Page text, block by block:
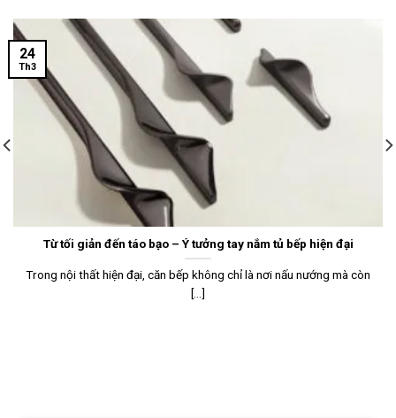
Từ tối giản đến táo bạo – Ý tưởng tay nắm tủ bếp hiện đại
Trong nội thất hiện đại, căn bếp không chỉ là nơi nấu nướng mà còn
[...]
24
Th3